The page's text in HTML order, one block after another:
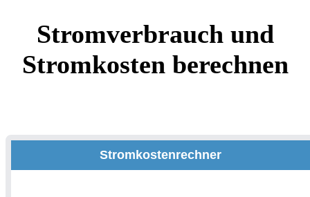
Stromverbrauch und
Stromkosten berechnen
Stromkostenrechner